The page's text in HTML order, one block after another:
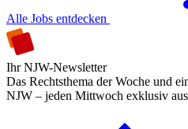
Alle Jobs entdecken
Ihr NJW-Newsletter
Das Rechtsthema der Woche und
NJW – jeden Mittwoch exklusiv